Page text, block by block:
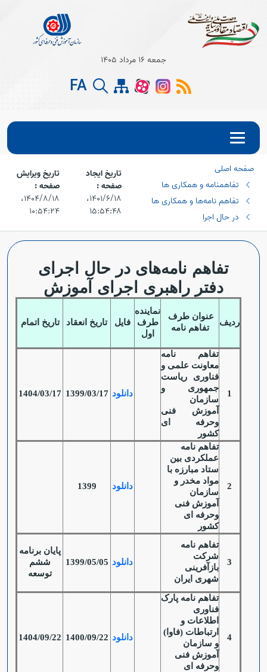
جمعه 16 مرداد 1405
FA
صفحه اصلی
تفاهمنامه و همکاری ها
تفاهم نامه‌ها و همکاری ها
در حال اجرا
تاریخ ایجاد
صفحه :
۱۴۰۱/۶/۱۸،‏
۱۵:۵۴:۴۸
تاریخ ویرایش
صفحه :
۱۴۰۴/۸/۱۸،‏
۱۰:۵۴:۲۴
تفاهم نامه‌های در حال اجرای
دفتر راهبری اجرای آموزش
ردیف
عنوان طرف
تفاهم نامه
نماینده
طرف
اول
فایل تاریخ انعقاد تاریخ اتمام
1
تفاهم نامه
معاونت علمی و
فناوری ریاست
جمهوری و
سازمان
آموزش فنی
وحرفه ای
کشور
دانلود 1399/03/17
1404/03/17
2
تفاهم نامه
عملکردی بین
ستاد مبارزه با
مواد مخدر و
سازمان
آموزش فنی
وحرفه ای
کشور
دانلود 1399
3
تفاهم نامه
شرکت
بازآفرینی
شهری ایران
دانلود 1399/05/05
پایان برنامه
ششم
توسعه
4
تفاهم نامه پارک
فناوری
اطلاعات و
ارتباطات (فاوا)
و سازمان
آموزش فنی
وحرفه ای
دانلود 1400/09/22
1404/09/22